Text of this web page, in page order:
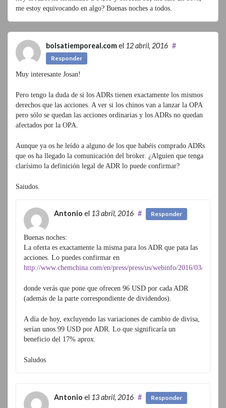
me estoy equivocando en algo? Buenas noches a todos.
bolsatiemporeal.comel 12 abril, 2016 #
Responder
Muy interesante Josan!
Pero tengo la duda de si los ADRs tienen exactamente los mismos
derechos que las acciones. A ver si los chinos van a lanzar la OPA
pero sólo se quedan las acciones ordinarias y los ADRs no quedan
afectados por la OPA.
Aunque ya os he leído a alguno de los que habéis comprado ADRs
que os ha llegado la comunicación del broker. ¿Alguien que tenga
clarísimo la definición legal de ADR lo puede confirmar?
Saiudos.
Antonio el 13 abril, 2016 # Responder
Buenas noches:
La oferta es exactamente la misma para los ADR que pata las
acciones. Lo puedes confirmar en
http://www.chemchina.com/en/press/press/us/webinfo/2016/03/
donde verás que pone que ofrecen 96 USD por cada ADR
(además de la parte correspondiente de dividendos).
A día de hoy, excluyendo las variaciones de cambio de divisa,
serían unos 99 USD por ADR. Lo que significaría un
beneficio del 17% aprox.
Saludos
Antonio el 13 abril, 2016 # Responder